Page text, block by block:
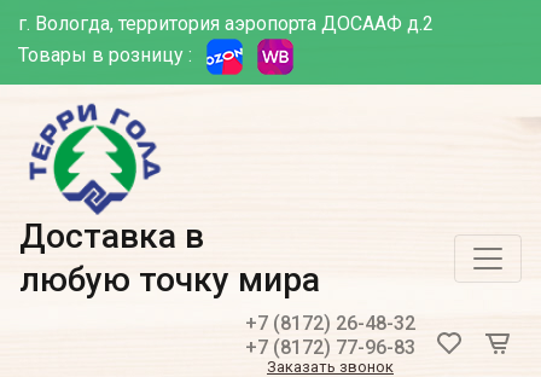
г. Вологда, территория аэропорта ДОСААФ д.2
Товары в розницу :
Доставка в
любую точку мира
+7 (8172) 26-48-32
+7 (8172) 77-96-83
Заказать звонок